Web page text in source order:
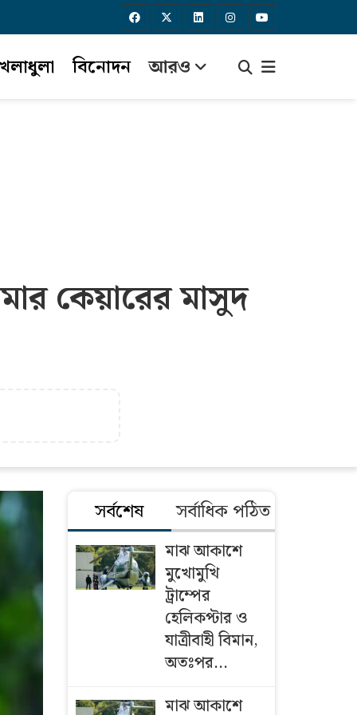
বিনোদন আরও
কেয়ারের মাসুদ
সর্বশেষ সর্বাধিক পঠিত
মাঝ আকাশে
মুখোমুখি
ট্রাম্পের
হেলিকপ্টার ও
যাত্রীবাহী বিমান,
অতঃপর...
মাঝ আকাশে